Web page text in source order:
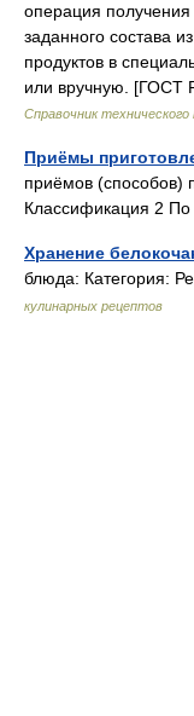
операция
заданного состава
продуктов в
или вручную. [ГОСТ
Справочник технического
Приёмы
приёмов (способов)
Классификация 2
Хранение
блюда: Категория:
кулинарных рецептов